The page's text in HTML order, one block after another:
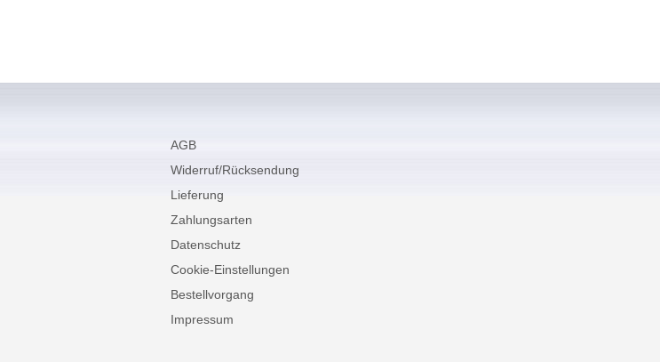
AGB
Widerruf/Rücksendung
Lieferung
Zahlungsarten
Datenschutz
Cookie-Einstellungen
Bestellvorgang
Impressum